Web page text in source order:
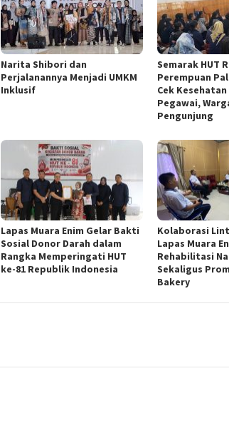
Narita Shibori dan
Perjalanannya Menjadi UMKM
Inklusif
Semarak HUT
Perempuan
Cek
Pegawai,
Pengunjung
Lapas Muara Enim Gelar Bakti
Sosial Donor Darah dalam
Rangka Memperingati HUT
ke-81 Republik Indonesia
Kolaborasi
Lapas Muara
Rehabilitasi
Sekaligus
Bakery